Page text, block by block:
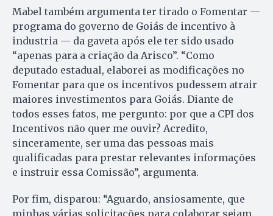
Mabel também argumenta ter tirado o Fomentar —
programa do governo de Goiás de incentivo à
industria — da gaveta após ele ter sido usado
“apenas para a criação da Arisco”. “Como
deputado estadual, elaborei as modificações no
Fomentar para que os incentivos pudessem atrair
maiores investimentos para Goiás. Diante de
todos esses fatos, me pergunto: por que a CPI dos
Incentivos não quer me ouvir? Acredito,
sinceramente, ser uma das pessoas mais
qualificadas para prestar relevantes informações
e instruir essa Comissão”, argumenta.
Por fim, disparou: “Aguardo, ansiosamente, que